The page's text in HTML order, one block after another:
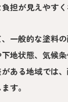
担が見えやすく
一般的な塗料
地状態、気候条
ある地域では
す。